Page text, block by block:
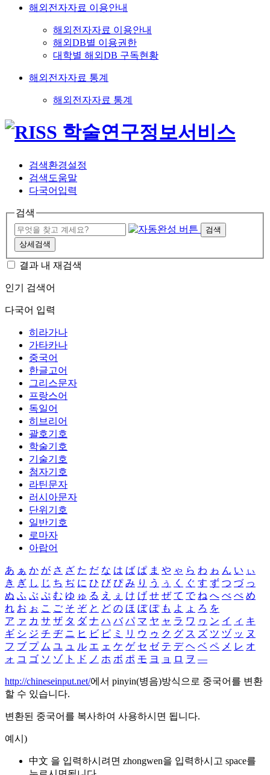
해외전자자료 이용안내
해외전자자료 이용안내
해외DB별 이용권한
대학별 해외DB 구독현황
해외전자자료 통계
해외전자자료 통계
검색환경설정
검색도움말
다국어입력
검색
검색
상세검색
결과 내 재검색
인기 검색어
다국어 입력
히라가나
가타카나
중국어
한글고어
그리스문자
프랑스어
독일어
히브리어
괄호기호
학술기호
기술기호
첨자기호
라틴문자
러시아문자
단위기호
일반기호
로마자
아랍어
あ ぁ か が さ ざ た だ な は ば ぱ ま や ゃ ら わ ゎ ん い ぃ
き ぎ し じ ち ぢ に ひ び ぴ み り う ぅ く ぐ す ず つ づ っ
ぬ ふ ぶ ぷ む ゆ ゅ る え ぇ け げ せ ぜ て で ね へ べ ぺ め
れ お ぉ こ ご そ ぞ と ど の ほ ぼ ぽ も よ ょ ろ を
ア ァ カ サ ザ タ ダ ナ ハ バ パ マ ヤ ャ ラ ワ ヮ ン イ ィ キ
ギ シ ジ チ ヂ ニ ヒ ビ ピ ミ リ ウ ゥ ク グ ス ズ ツ ヅ ッ ヌ
フ ブ プ ム ユ ュ ル エ ェ ケ ゲ セ ゼ テ デ ヘ ベ ペ メ レ オ
ォ コ ゴ ソ ゾ ト ド ノ ホ ボ ポ モ ヨ ョ ロ ヲ ―
http://chineseinput.net/에서 pinyin(병음)방식으로 중국어를 변환
할 수 있습니다.
변환된 중국어를 복사하여 사용하시면 됩니다.
예시)
中文 을 입력하시려면 zhongwen을 입력하시고 space를